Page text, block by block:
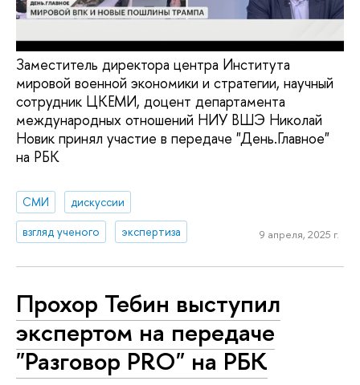
Заместитель директора центра Института
мировой военной экономики и стратегии, научный
сотрудник ЦКЕМИ, доцент департамента
международных отношений НИУ ВШЭ Николай
Новик принял участие в передаче "День.Главное"
на РБК
СМИ
дискуссии
взгляд ученого
экспертиза 9 апреля, 2025 г.
Прохор Тебин выступил
экспертом на передаче
"Разговор PRO" на РБК